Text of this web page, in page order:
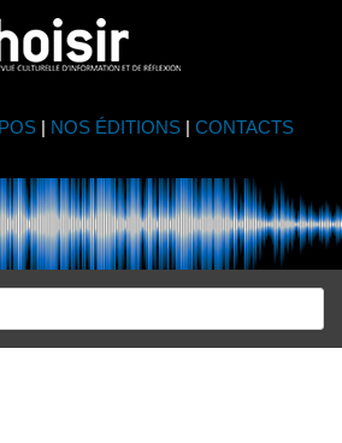
| NOS ÉDITIONS| CONTACTS